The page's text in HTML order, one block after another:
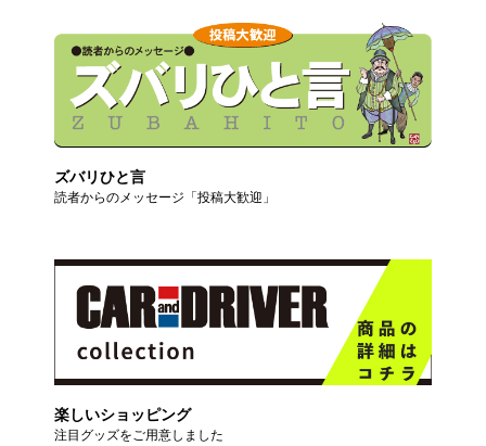
ズバリひと言
読者からのメッセージ「投稿大歓迎」
楽しいショッピング
注目グッズをご用意しました